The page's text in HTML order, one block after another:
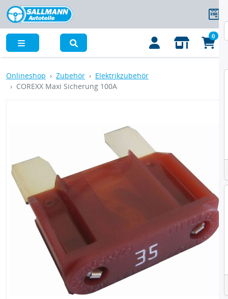
0
Onlineshop Zubehör
Elektrikzubehör
COREXX Maxi Sicherung 100A